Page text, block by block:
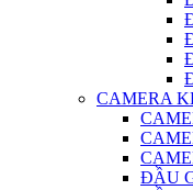
CAMERA
ĐẦU